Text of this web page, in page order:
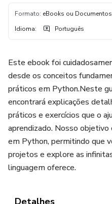
Formato: eBooks ou Documentos
Idioma: Português
Este ebook foi
desde os conceitos
práticos em Python.Neste
encontrará explicações
práticos e exercícios que o
aprendizado. Nosso
em Python, permitindo que
projetos e explore as
linguagem oferece.
Detalhes